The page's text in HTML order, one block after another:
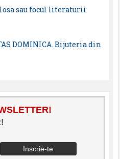
sau focul literaturii
DOMINICA. Bijuteria din